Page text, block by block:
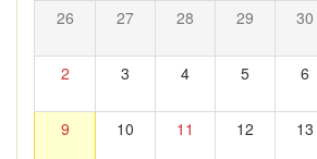
26 27 28 29 30
2 3 4 5 6
9 10 11 12 13